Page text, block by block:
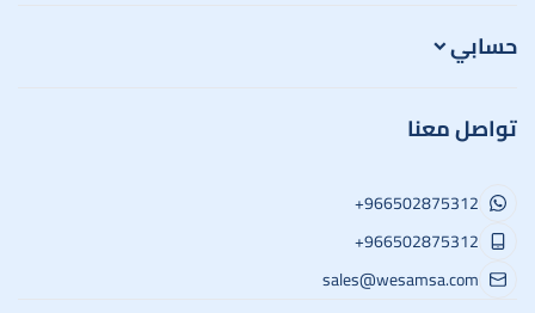
حسابي
تواصل معنا
+966502875312
+966502875312
sales@wesamsa.com